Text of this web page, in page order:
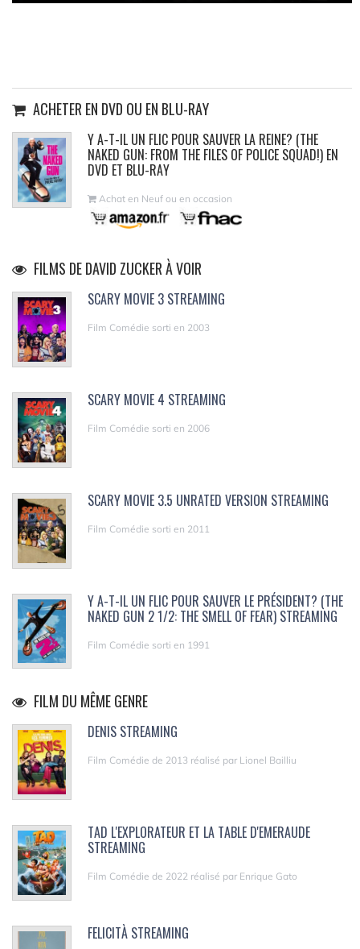
ACHETER EN DVD OU EN BLU-RAY
Y A-T-IL UN FLIC POUR SAUVER LA REINE? (THE
NAKED GUN: FROM THE FILES OF POLICE SQUAD!) EN
DVD ET BLU-RAY
Achat en Neuf ou en occasion
FILMS DE DAVID ZUCKER À VOIR
SCARY MOVIE 3 STREAMING
Film Comédie sorti en 2003
SCARY MOVIE 4 STREAMING
Film Comédie sorti en 2006
SCARY MOVIE 3.5 UNRATED VERSION STREAMING
Film Comédie sorti en 2011
Y A-T-IL UN FLIC POUR SAUVER LE PRÉSIDENT? (THE
NAKED GUN 2 1/2: THE SMELL OF FEAR) STREAMING
Film Comédie sorti en 1991
FILM DU MÊME GENRE
DENIS STREAMING
Film Comédie de 2013 réalisé par Lionel Bailliu
TAD L'EXPLORATEUR ET LA TABLE D'EMERAUDE
STREAMING
Film Comédie de 2022 réalisé par Enrique Gato
FELICITÀ STREAMING